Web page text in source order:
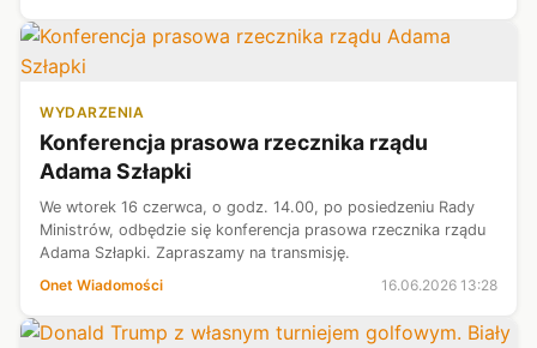
WYDARZENIA
Konferencja prasowa rzecznika rządu
Adama Szłapki
We wtorek 16 czerwca, o godz. 14.00, po posiedzeniu Rady
Ministrów, odbędzie się konferencja prasowa rzecznika rządu
Adama Szłapki. Zapraszamy na transmisję.
Onet Wiadomości
16.06.2026 13:28